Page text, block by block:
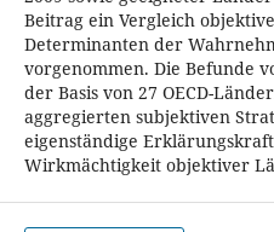
Beitrag ein Vergleich
Determinanten der
vorgenommen. Die Befunde
der Basis von 27 OECD-
aggregierten subjektiven
eigenständige
Wirkmächtigkeit objektiver